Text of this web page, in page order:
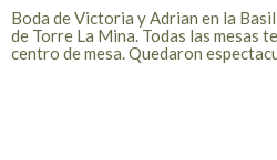
Boda de Victoria y Adrian en la
de Torre La Mina. Todas las mesas
centro de mesa. Quedaron